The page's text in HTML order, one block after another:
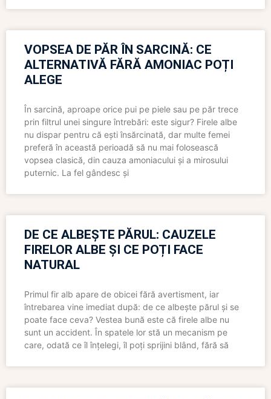
VOPSEA DE PĂR ÎN SARCINĂ: CE
ALTERNATIVĂ FĂRĂ AMONIAC POȚI
ALEGE
În sarcină, aproape orice pui pe piele sau pe păr trece
prin filtrul unei singure întrebări: este sigur? Firele albe
nu dispar pentru că ești însărcinată, dar multe femei
preferă în această perioadă să nu mai folosească
vopsea clasică, din cauza amoniacului și a mirosului
puternic. La fel gândesc și
DE CE ALBEȘTE PĂRUL: CAUZELE
FIRELOR ALBE ȘI CE POȚI FACE
NATURAL
Primul fir alb apare de obicei fără avertisment, iar
întrebarea vine imediat după: de ce albește părul și se
poate face ceva? Vestea bună este că firele albe nu
sunt un accident. În spatele lor stă un mecanism pe
care, odată ce îl înțelegi, îl poți sprijini blând, fără să